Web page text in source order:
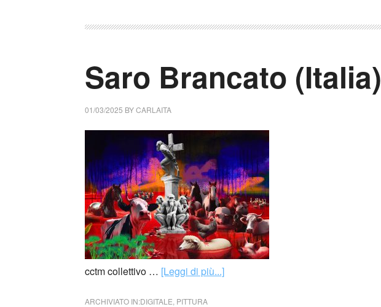
Saro Brancato (Italia)
01/03/2025 BYCARLAITA
cctm collettivo … [Leggi di più...]
ARCHIVIATO IN:DIGITALE PITTURA